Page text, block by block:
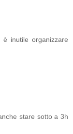
inutile organizzare
stare sotto a 3h